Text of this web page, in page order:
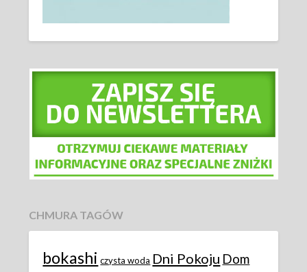
CHMURA TAGÓW
bokashi czysta woda Dni Pokoju Dom